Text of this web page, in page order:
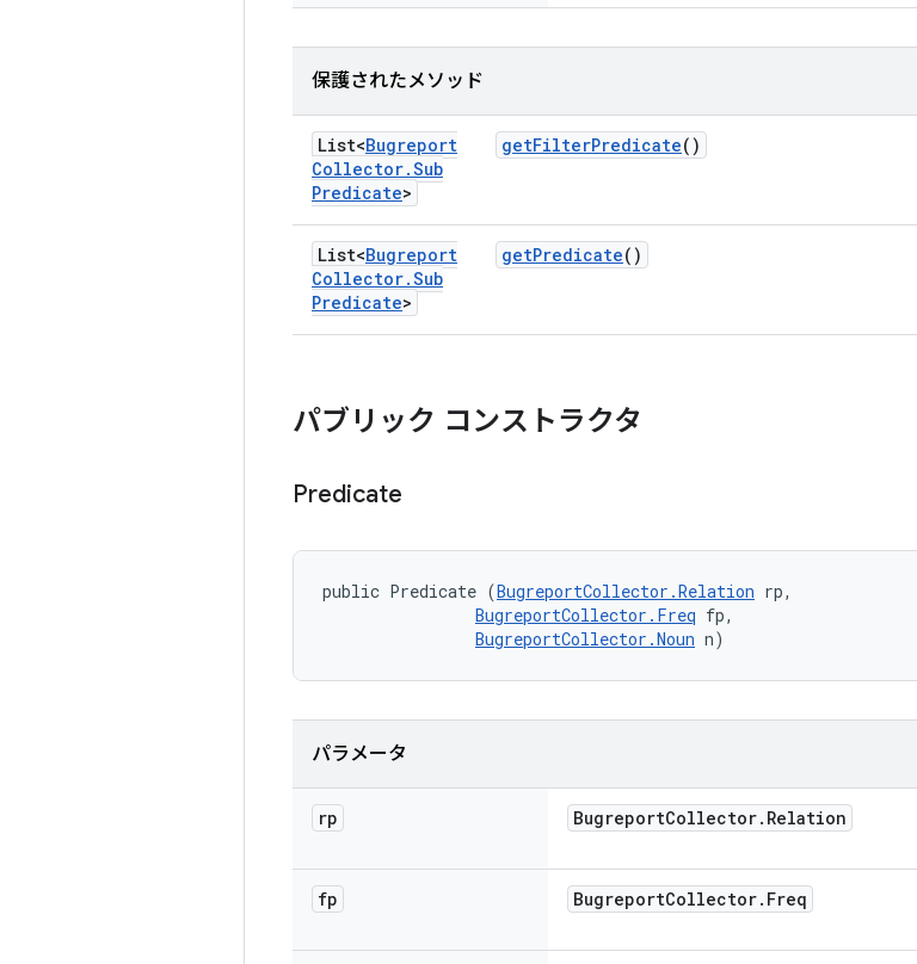
保護されたメソッド
List<Bugreport
Collector.Sub
Predicate>
getFilterPredicate()
List<Bugreport
Collector.Sub
Predicate>
getPredicate()
パブリック コンストラクタ
Predicate
public Predicate (BugreportCollector.Relation rp,
BugreportCollector.Freq fp,
BugreportCollector.Noun n)
パラメータ
rp BugreportCollector. Relation
fp BugreportCollector. Freq